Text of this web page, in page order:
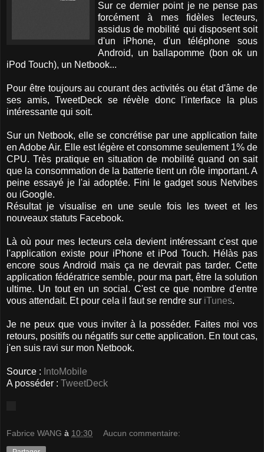
Sur ce dernier point je ne pense pas
forcément à mes fidèles lecteurs,
assidus de mobilité qui disposent soit
d'un iPhone, d'un téléphone sous
Android, un ballapomme (bon ok un
iPod Touch), un Netbook...
Pour être toujours au courant des activités ou état d'âme de
ses amis, TweetDeck se révèle donc l'interface la plus
intéressante qui soit.
Sur un Netbook, elle se concrétise par une application faite
en Adobe Air. Elle est légère et consomme seulement 1% de
CPU. Très pratique en situation de mobilité quand on sait
que la consommation de la batterie tient un rôle important. A
peine essayé je l'ai adoptée. Fini le gadget sous Netvibes
ou iGoogle.
Résultat je visualise en une seule fois les tweet et les
nouveaux statuts Facebook.
Là où pour mes lecteurs cela devient intéressant c'est que
l'application existe pour iPhone et iPod Touch. Hélàs pas
encore sous Android mais ça ne devrait pas tarder. Cette
application fédératrice semble, pour ma part, être la solution
ultime. Un tout en un social. C'est ce que nombre d'entre
vous attendait. Et pour cela il faut se rendre sur iTunes.
Je ne peux que vous inviter à la posséder. Faites moi vos
retours, positifs ou négatifs sur cette application. En tout cas,
j'en suis ravi sur mon Netbook.
Source : IntoMobile
A posséder : TweetDeck
Fabrice WANG à 10:30 Aucun commentaire: